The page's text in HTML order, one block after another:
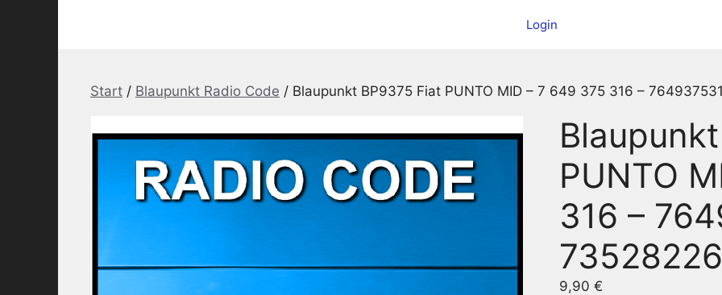
Login
Start / Blaupunkt Radio Code / Blaupunkt BP9375 Fiat PUNTO MID – 7 649 375 316 –
PUNTO
316 –
9,90€